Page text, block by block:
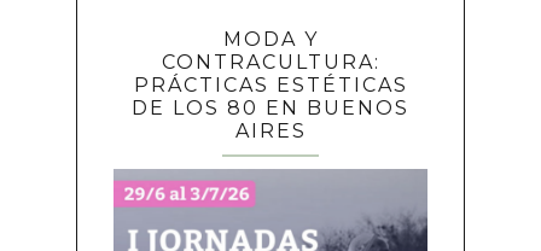
MODA Y
CONTRACULTURA:
PRÁCTICAS ESTÉTICAS
DE LOS 80 EN BUENOS
AIRES